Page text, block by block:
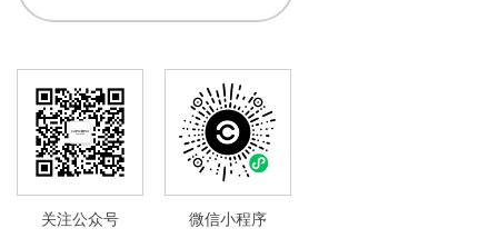
关注公众号 微信小程序